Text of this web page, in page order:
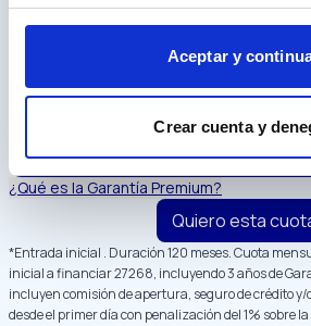
Aceptar y
Crear cuenta y
320/mes
TIN ✓
✓Garantía Premium 3 años
Entrega en casa incluida
Seguro de crédito y
siniestro
¿Qué es la Garantía Premium?
Quiero esta
*Entrada inicial . Duración120 meses. Cuota
inicial a financiar27268, incluyendo 3 años de
incluyen comisión de apertura, seguro de crédito
desde el primer día con penalización del 1% sobre